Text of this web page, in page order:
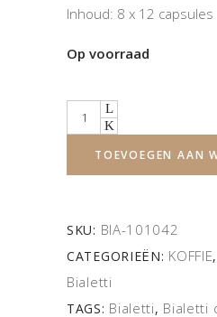
Inhoud: 8 x 12 capsules
Op voorraad
Quantity
TOEVOEGEN AAN
SKU: BIA-101042
CATEGORIEËN: KOFFIE,
Bialetti
TAGS: Bialetti, Bialetti